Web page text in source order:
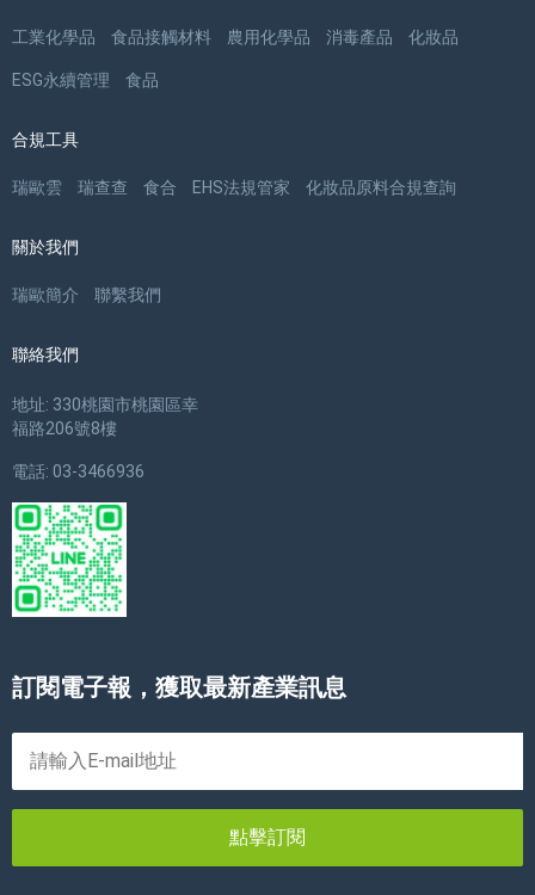
工業化學品 食品接觸材料 農用化學品 消毒產品 化妝品
ESG永續管理 食品
合規工具
瑞歐雲 瑞查查 食合 EHS法規管家 化妝品原料合規查詢
關於我們
瑞歐簡介 聯繫我們
聯絡我們
地址: 330桃園市桃園區幸
福路206號8樓
電話: 03-3466936
訂閱電子報，獲取最新產業訊息
點擊訂閱